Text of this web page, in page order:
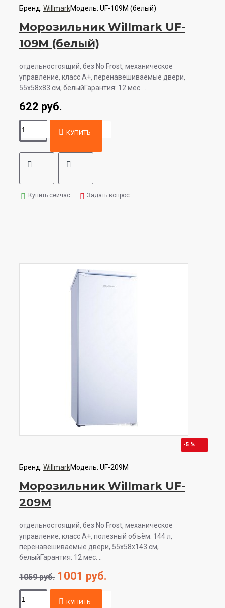
Бренд: WillmarkМодель: UF-109M (белый)
Морозильник Willmark UF-
109M (белый)
отдельностоящий, без No Frost, механическое
управление, класс A+, перенавешиваемые двери,
55x58x83 см, белыйГарантия: 12 мес. ..
622 руб.
КУПИТЬ
Купить сейчас Задать вопрос
-5 %
Бренд: WillmarkМодель: UF-209M
Морозильник Willmark UF-
209M
отдельностоящий, без No Frost, механическое
управление, класс A+, полезный объём: 144 л,
перенавешиваемые двери, 55x58x143 см,
белыйГарантия: 12 мес. ..
1059 руб. 1001 руб.
КУПИТЬ